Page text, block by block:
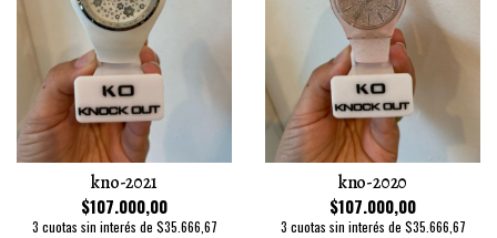
kno-2021
$107.000,00
3 cuotas sin interés de $35.666,67
kno-2020
$107.000,00
3 cuotas sin interés de $35.666,67